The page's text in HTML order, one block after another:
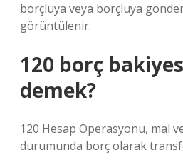
borçluya veya borçluya
görüntülenir.
120 borç
demek?
120 Hesap Operasyonu, mal
durumunda borç olarak